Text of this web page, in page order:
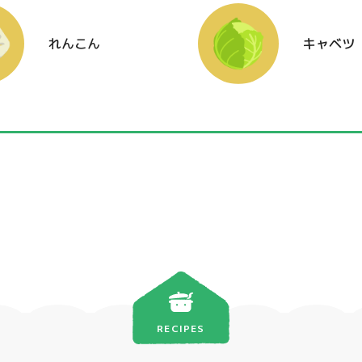
れんこん キャベツ
RECIPES